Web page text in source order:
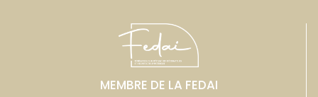
MEMBRE DE LA FEDAI